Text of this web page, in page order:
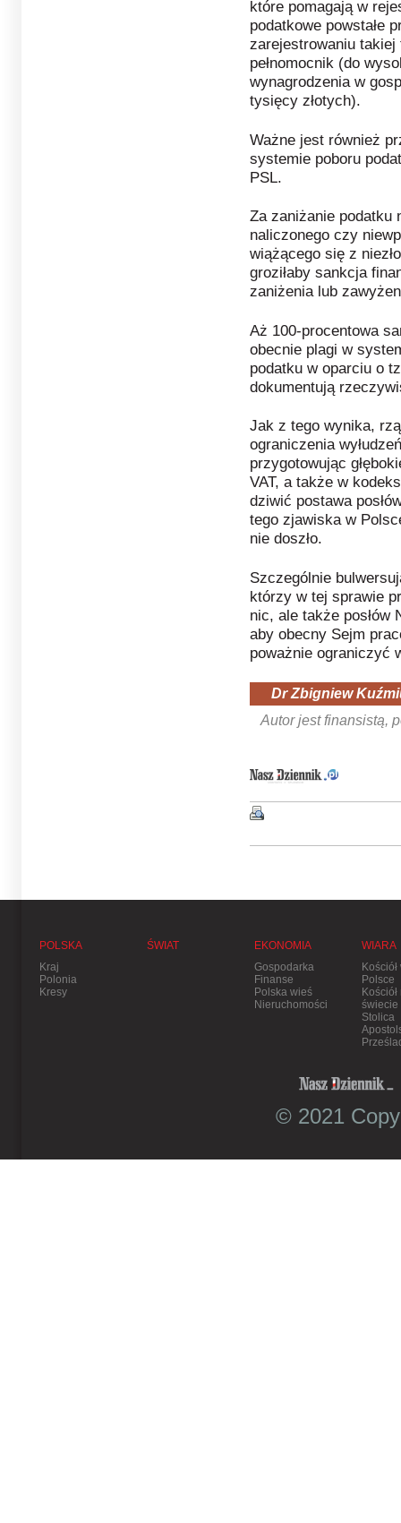
które pomagają w
podatkowe powstałe
zarejestrowaniu takiej
pełnomocnik (do
wynagrodzenia w
tysięcy złotych).
Ważne jest również
systemie poboru
PSL.
Za zaniżanie podatku
naliczonego czy
wiążącego się z
groziłaby sankcja
zaniżenia lub
Aż 100-procentowa
obecnie plagi w
podatku w oparciu o
dokumentują
Jak z tego wynika,
ograniczenia
przygotowując
VAT, a także w
dziwić postawa
tego zjawiska w
nie doszło.
Szczególnie
którzy w tej sprawie
nic, ale także posłów
aby obecny Sejm
poważnie ograniczyć
Dr Zbigniew
Autor jest finansistą,
POLSKA
Kraj
Polonia
Kresy
ŚWIAT
EKONOMIA
Gospodarka
Finanse
Polska wieś
Nieruchomości
WIARA
Kościół
Polsce
Kościół
świecie
Stolica
© 2021